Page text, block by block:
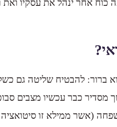
כוח אחר ינהל את עסקיו
ברור: להבטיח שליטה גם
מסדיר כבר עכשיו מצבים
(אשר ממילא זו